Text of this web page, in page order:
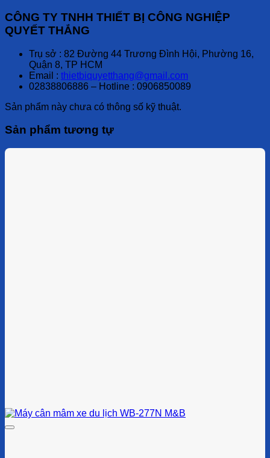
CÔNG TY TNHH THIẾT BỊ CÔNG NGHIỆP
QUYẾT THẮNG
Trụ sở : 82 Đường 44 Trương Đình Hội, Phường 16,
Quận 8, TP HCM
Email : thietbiquyetthang@gmail.com
02838806886 – Hotline : 0906850089
Sản phẩm này chưa có thông số kỹ thuật.
Sản phẩm tương tự